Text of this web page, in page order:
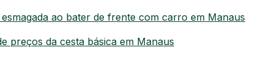
ao bater de frente com carro em Manaus
preços da cesta básica em Manaus